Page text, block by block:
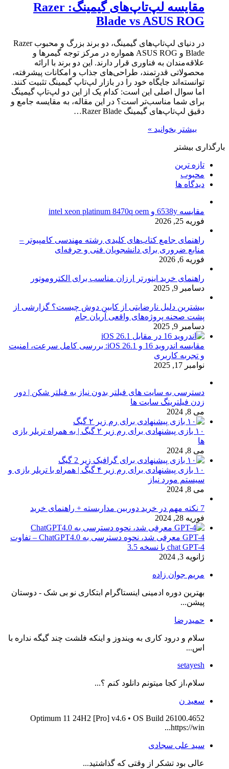
مقایسه لپ‌تاپ‌های گیمینگ: Razer
Blade vs ASUS ROG
در دنیای لپ‌تاپ‌های گیمینگ، دو برند بزرگ و محبوب Razer
Blade و ASUS ROG همواره در مرکز توجه گیمرها و
علاقه‌مندان به فناوری قرار دارند. این دو برند با ارائه
محصولاتی قدرتمند، طراحی‌های جذاب و امکانات پیشرفته،
توانسته‌اند جایگاه خود را در بازار لپ‌تاپ گیمینگ تثبیت کنند.
اما سوال اصلی این است: کدام یک از این دو لپ‌تاپ گیمینگ
برای شما مناسب‌تر است؟ در این مقاله، به مقایسه جامع و
دقیق لپ‌تاپ‌های گیمینگ Razer Blade…
بیشتر بخوانید »
بارگذاری بیشتر
تازه ترین
محبوب
دیدگاه ها
مقایسه 6538y و intel xeon platinum 8470q oem
فوریه 25, 2026
راهنمای جامع کتاب‌های کلیدی رشته مهندسی کامپیوتر –
منابع ضروری برای دانشجویان فنی و حرفه‌ای
فوریه 6, 2026
راهنمای خرید اینورتر ارزان مناسب برای الکتروموتور
دسامبر 9, 2025
بیشترین دلیل نارضایتی از کابین دوش چیست؟ گزارشی از
پشت صحنه پروژه‌های واقعی آریان جام
دسامبر 9, 2025
مقایسه اندروید 16 و iOS 26.1: بررسی کامل سرعت، امنیت
و تجربه کاربری
نوامبر 17, 2025
دسترسی به سایت های فیلتر بدون نیاز به فیلتر شکن | دور
زدن فیلترینگ سایت ها
می 8, 2024
۱۰ بازی پیشنهادی برای رم زیر ۲ گیگ | به همراه تریلر بازی
ها
می 8, 2024
۱۰ بازی پیشنهادی برای رم زیر ۴ گیگ | همراه با تریلر بازی و
سیستم مورد نیاز
می 8, 2024
7 نکته مهم در خرید دوربین مداربسته + راهنمای خرید
فوریه 28, 2024
GPT-4 معرفی شد، نحوه دسترسی به ChatGPT4.0 – تفاوت
chat GPT-4 با نسخه 3.5
ژانویه 3, 2024
مریم جوان زاده
بهترین دوره ادمینی اینستاگرام ابتکاری نو بی شک - دوستان
پیشن...
حمیدرضا
سلام و درود کاری به ویندوز و اینکه فلشت چند گیگه نداره با
اس...
setayesh
سلام،از کجا میتونم دانلود کنم ؟...
سعید ن
Optimum 11 24H2 [Pro] v4.6 • OS Build 26100.4652
https://win...
سید علی سجادی
عالی بود تشکر از وقتی که گذاشتید...